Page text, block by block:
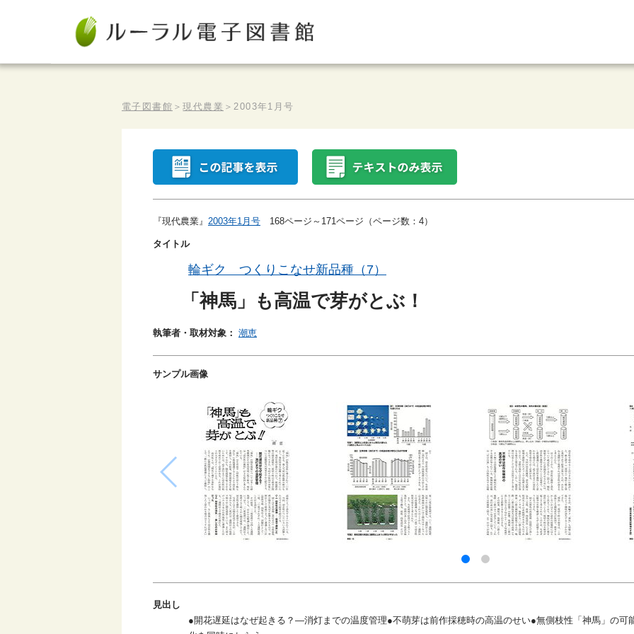
電子図書館 ＞現代農業 ＞2003年1月号
『現代農業』 2003年1月号 168ページ～171ページ（ページ数：4）
タイトル
輪ギク つくりこなせ新品種（7）
「神馬」も高温で芽がとぶ！
執筆者・取材対象： 潮恵
サンプル画像
見出し
●開花遅延はなぜ起きる？―消灯までの温度管理●不萌芽は前作採穂時の高温のせい●無側枝性「神馬」の可